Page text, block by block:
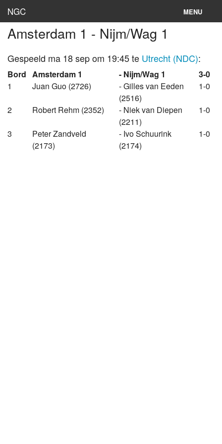
NGC MENU
Inloggen
Stand
Rooster
Amsterdam 1 - Nijm/Wag 1
Gespeeld ma 18 sep om 19:45 te Utrecht (NDC):
Bord Amsterdam 1 - Nijm/Wag 1
3-0
1
Juan Guo (2726)
- Gilles van Eeden
(2516)
1-0
2 Robert Rehm (2352)
- Niek van Diepen
(2211)
1-0
3
Peter Zandveld
(2173)
- Ivo Schuurink
(2174)
1-0